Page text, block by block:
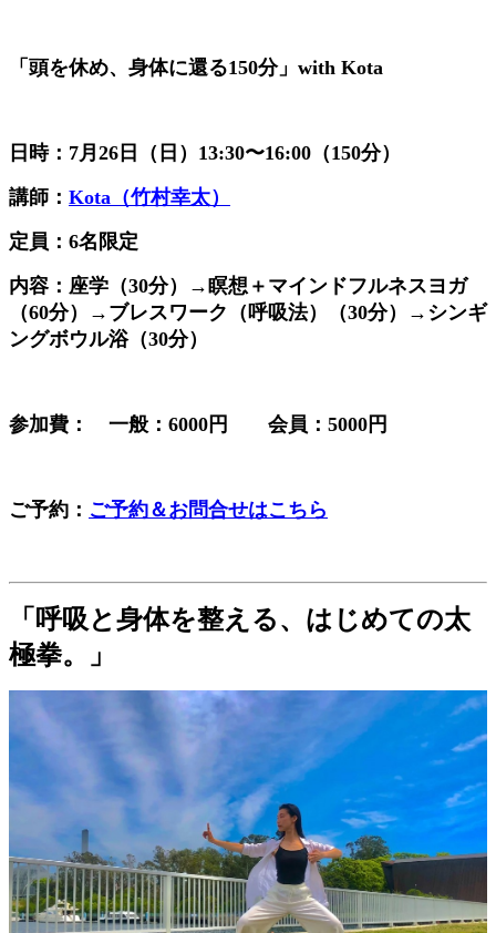
「頭を休め、身体に還る150分」with Kota
日時：7月26日（日）13:30〜16:00（150分）
講師： Kota（竹村幸太）
定員： 6名限定
内容：座学（30分）→瞑想＋マインドフルネスヨガ
（60分）→ブレスワーク（呼吸法）（30分）
→シンギ
ングボウル浴（30分）
参加費： 一般：6000円 会員：5000円
ご予約： ご予約＆お問合せはこちら
「呼吸と身体を整える、はじめての太
極拳。」